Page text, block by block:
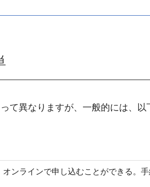
て異なりますが、一般的には、以
ンラインで申し込むことができる。